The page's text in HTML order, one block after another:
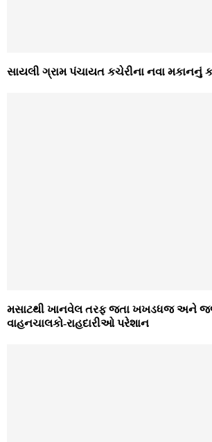
સાયલી ગ્રામ પંચાયત કચેરીના નવા મકાનનું
મસાટથી ખાનવેલ તરફ જતા ખખડધજ અને
વાહનચાલકો-રાહદારીઓ પરેશાન